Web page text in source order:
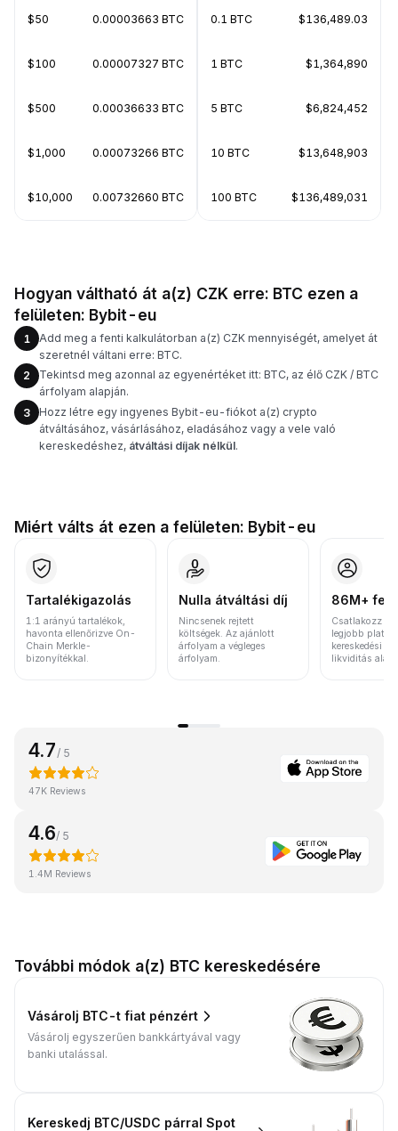
$50 0.00003663 BTC
$100 0.00007327 BTC
$500 0.00036633 BTC
$1,000 0.00073266 BTC
$10,000 0.00732660 BTC
0.1 BTC $136,489.03
1 BTC $1,364,890
5 BTC $6,824,452
10 BTC $13,648,903
100 BTC $136,489,031
Hogyan váltható át a(z) CZK erre: BTC ezen a
felületen: Bybit-eu
1
Add meg a fenti kalkulátorban a(z) CZK mennyiségét, amelyet át
szeretnél váltani erre: BTC.
2
Tekintsd meg azonnal az egyenértéket itt: BTC, az élő CZK / BTC
árfolyam alapján.
3
Hozz létre egy ingyenes Bybit-eu-fiókot a(z) crypto
átváltásához, vásárlásához, eladásához vagy a vele való
kereskedéshez, átváltási díjak nélkül.
Miért válts át ezen a felületen: Bybit-eu
Tartalékigazolás
1:1 arányú tartalékok,
havonta ellenőrizve On-
Chain Merkle-
bizonyítékkal.
Nulla átváltási díj
Nincsenek rejtett
költségek. Az ajánlott
árfolyam a végleges
árfolyam.
86M+
Csatlakozz a
legjobb
kereskedési
likviditás
4.7 / 5
47K Reviews
4.6/ 5
1.4M Reviews
További módok a(z) BTC kereskedésére
Vásárolj BTC-t fiat pénzért
Vásárolj egyszerűen bankkártyával vagy
banki utalással.
Kereskedj BTC/USDC párral Spot